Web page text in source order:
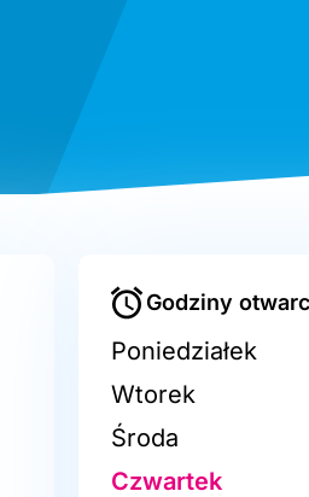
Godziny
Poniedziałek
Wtorek
Środa
Czwartek